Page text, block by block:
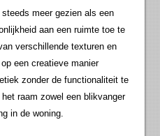
meer gezien als een
aan een ruimte toe te
verschillende texturen en
een creatieve manier
zonder de functionaliteit te
raam zowel een blikvanger
in de woning.